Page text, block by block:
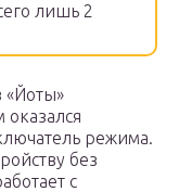
лишь 2
«Йоты»
режима.
без
с